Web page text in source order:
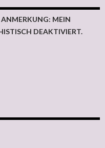
MEIN
DEAKTIVIERT.